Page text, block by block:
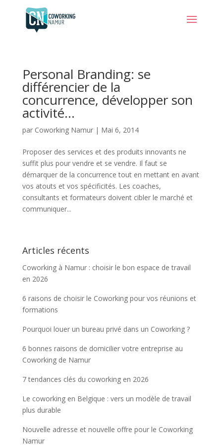
Personal Branding: se
différencier de la
concurrence, développer son
activité…
par Coworking Namur| Mai 6, 2014
Proposer des services et des produits innovants ne
suffit plus pour vendre et se vendre. Il faut se
démarquer de la concurrence tout en mettant en avant
vos atouts et vos spécificités. Les coaches,
consultants et formateurs doivent cibler le marché et
communiquer...
Articles récents
Coworking à Namur : choisir le bon espace de travail
en 2026
6 raisons de choisir le Coworking pour vos réunions et
formations
Pourquoi louer un bureau privé dans un Coworking ?
6 bonnes raisons de domicilier votre entreprise au
Coworking de Namur
7 tendances clés du coworking en 2026
Le coworking en Belgique : vers un modèle de travail
plus durable
Nouvelle adresse et nouvelle offre pour le Coworking
Namur